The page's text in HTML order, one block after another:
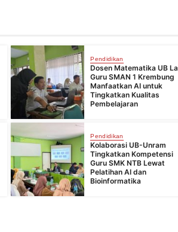
Pendidikan
Dosen Matematika UB
Guru SMAN 1 Krembung
Manfaatkan AI untuk
Tingkatkan Kualitas
Pembelajaran
Pendidikan
Kolaborasi UB-Unram
Tingkatkan Kompetensi
Guru SMK NTB Lewat
Pelatihan AI dan
Bioinformatika